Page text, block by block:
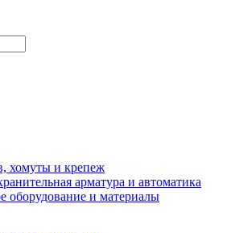
хомуты и крепеж
арматура и автоматика
оборудование и материалы